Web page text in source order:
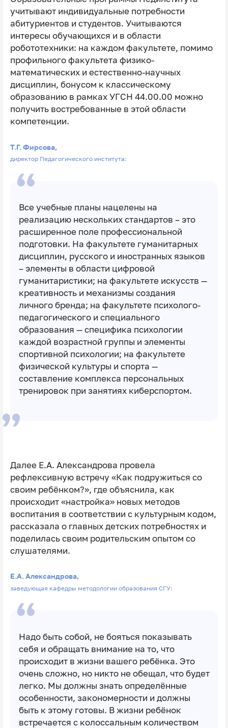
учитывают индивидуальные потребности
абитуриентов и студентов. Учитываются
интересы обучающихся и в области
робототехники: на каждом факультете, помимо
профильного факультета физико-
математических и естественно-научных
дисциплин, бонусом к классическому
образованию в рамках УГСН 44.00.00 можно
получить востребованные в этой области
компетенции.
Т.Г. Фирсова,
директор Педагогического института:
Все учебные планы нацелены на
реализацию нескольких стандартов – это
расширенное поле профессиональной
подготовки. На факультете гуманитарных
дисциплин, русского и иностранных языков
– элементы в области цифровой
гуманитаристики; на факультете искусств —
креативность и механизмы создания
личного бренда; на факультете психолого-
педагогического и специального
образования — специфика психологии
каждой возрастной группы и элементы
спортивной психологии; на факультете
физической культуры и спорта —
составление комплекса персональных
тренировок при занятиях киберспортом.
Далее Е.А. Александрова провела
рефлексивную встречу «Как подружиться со
своим ребёнком?», где объяснила, как
происходит «настройка» новых методов
воспитания в соответствии с культурным кодом,
рассказала о главных детских потребностях и
поделилась своим родительским опытом со
слушателями.
Е.А. Александрова,
заведующая кафедры методологии образования СГУ:
Надо быть собой, не бояться показывать
себя и обращать внимание на то, что
происходит в жизни вашего ребёнка. Это
очень сложно, но никто не обещал, что будет
легко. Мы должны знать определённые
особенности, закономерности и должны
быть к этому готовы. В жизни ребёнок
встречается с колоссальным количеством